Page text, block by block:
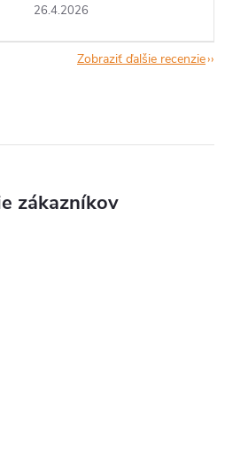
26.4.2026
Zobraziť ďalšie recenzie
zákazníkov